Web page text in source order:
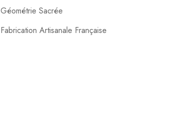
Géométrie Sacrée
Fabrication Artisanale Française